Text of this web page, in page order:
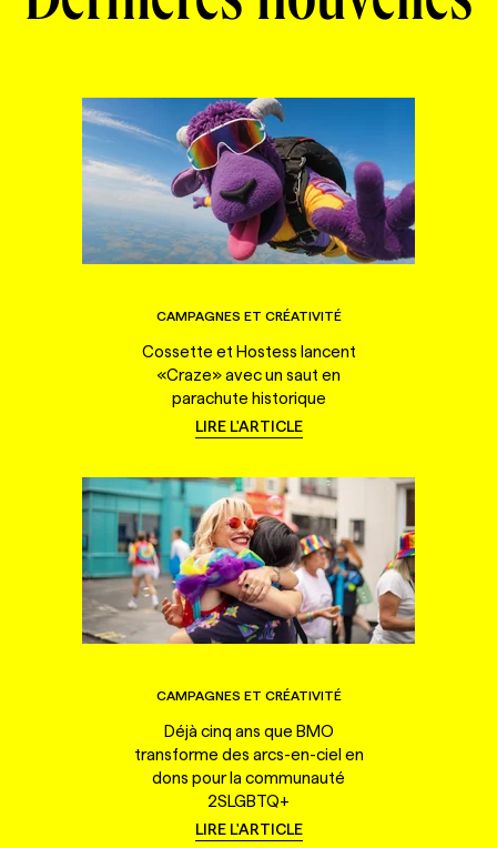
CAMPAGNES ET CRÉATIVITÉ
Cossette et Hostess lancent
«Craze» avec un saut en
parachute historique
LIRE L'ARTICLE
CAMPAGNES ET CRÉATIVITÉ
Déjà cinq ans que BMO
transforme des arcs-en-ciel en
dons pour la communauté
2SLGBTQ+
LIRE L'ARTICLE